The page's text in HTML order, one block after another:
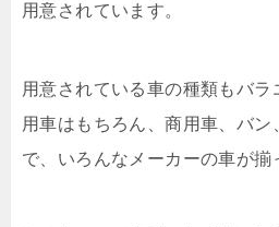
用意されています。
用意されている車の種類もバ
用車はもちろん、商用車、バン
で、いろんなメーカーの車が揃